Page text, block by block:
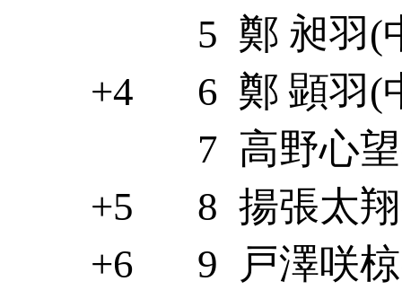
5 鄭 昶羽(
+4
6 鄭 顕羽(
7 高野心
+5
8 揚張太
+6
9
戸澤咲